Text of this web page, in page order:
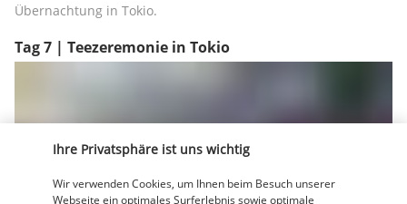
Übernachtung in Tokio.
Tag 7 | Teezeremonie in Tokio
Ihre Privatsphäre ist uns wichtig
Wir verwenden Cookies, um Ihnen beim Besuch unserer
Webseite ein optimales Surferlebnis sowie optimale